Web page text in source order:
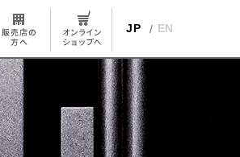
JP EN